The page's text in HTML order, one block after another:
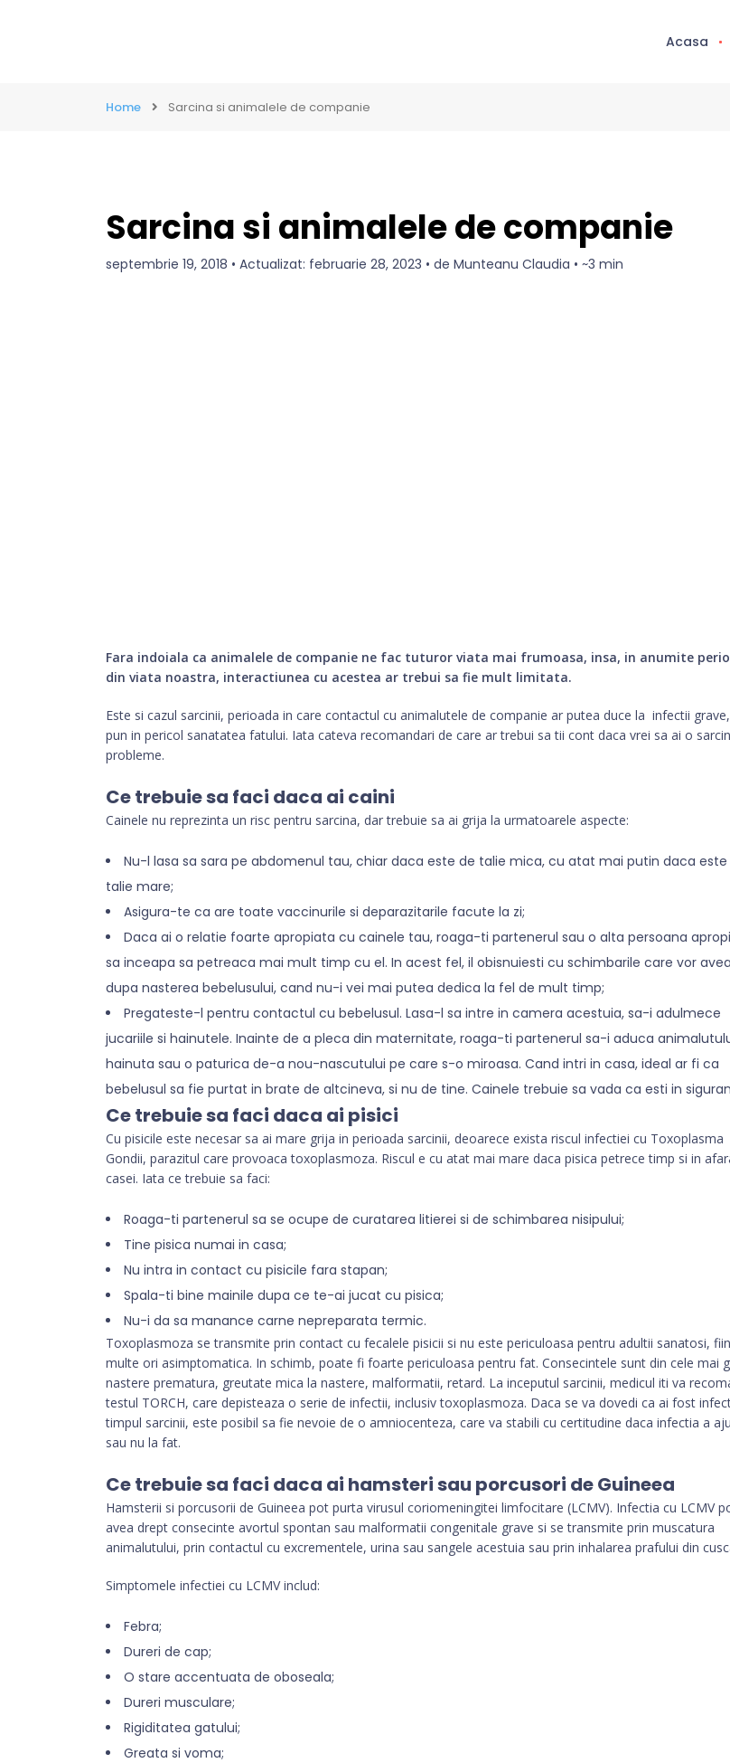
Acasa
Home Sarcina si animalele de companie
Sarcina si animalele de companie
septembrie 19, 2018 • Actualizat: februarie 28, 2023 • de Munteanu Claudia • ~3 min
Fara indoiala ca animalele de companie ne fac tuturor viata mai frumoasa, insa, in anumite
din viata noastra, interactiunea cu acestea ar trebui sa fie mult limitata.
Este si cazul sarcinii, perioada in care contactul cu animalutele de companie ar putea duce la infectii
pun in pericol sanatatea fatului. Iata cateva recomandari de care ar trebui sa tii cont daca vrei sa ai o
probleme.
Ce trebuie sa faci daca ai caini
Cainele nu reprezinta un risc pentru sarcina, dar trebuie sa ai grija la urmatoarele aspecte:
Nu-l lasa sa sara pe abdomenul tau, chiar daca este de talie mica, cu atat mai putin daca este
talie mare;
Asigura-te ca are toate vaccinurile si deparazitarile facute la zi;
Daca ai o relatie foarte apropiata cu cainele tau, roaga-ti partenerul sau o alta persoana
sa inceapa sa petreaca mai mult timp cu el. In acest fel, il obisnuiesti cu schimbarile care vor
dupa nasterea bebelusului, cand nu-i vei mai putea dedica la fel de mult timp;
Pregateste-l pentru contactul cu bebelusul. Lasa-l sa intre in camera acestuia, sa-i adulmece
jucariile si hainutele. Inainte de a pleca din maternitate, roaga-ti partenerul sa-i aduca
hainuta sau o paturica de-a nou-nascutului pe care s-o miroasa. Cand intri in casa, ideal ar fi ca
bebelusul sa fie purtat in brate de altcineva, si nu de tine. Cainele trebuie sa vada ca esti in
Ce trebuie sa faci daca ai pisici
Cu pisicile este necesar sa ai mare grija in perioada sarcinii, deoarece exista riscul infectiei cu Toxoplasma
Gondii, parazitul care provoaca toxoplasmoza. Riscul e cu atat mai mare daca pisica petrece timp si in
casei. Iata ce trebuie sa faci:
Roaga-ti partenerul sa se ocupe de curatarea litierei si de schimbarea nisipului;
Tine pisica numai in casa;
Nu intra in contact cu pisicile fara stapan;
Spala-ti bine mainile dupa ce te-ai jucat cu pisica;
Nu-i da sa manance carne nepreparata termic.
Toxoplasmoza se transmite prin contact cu fecalele pisicii si nu este periculoasa pentru adultii sanatosi,
multe ori asimptomatica. In schimb, poate fi foarte periculoasa pentru fat. Consecintele sunt din cele mai
nastere prematura, greutate mica la nastere, malformatii, retard. La inceputul sarcinii, medicul iti va
testul TORCH, care depisteaza o serie de infectii, inclusiv toxoplasmoza. Daca se va dovedi ca ai fost
timpul sarcinii, este posibil sa fie nevoie de o amniocenteza, care va stabili cu certitudine daca infectia a
sau nu la fat.
Ce trebuie sa faci daca ai hamsteri sau porcusori de Guineea
Hamsterii si porcusorii de Guineea pot purta virusul coriomeningitei limfocitare (LCMV). Infectia cu LCMV
avea drept consecinte avortul spontan sau malformatii congenitale grave si se transmite prin muscatura
animalutului, prin contactul cu excrementele, urina sau sangele acestuia sau prin inhalarea prafului din
Simptomele infectiei cu LCMV includ:
Febra;
Dureri de cap;
O stare accentuata de oboseala;
Dureri musculare;
Rigiditatea gatului;
Greata si voma;